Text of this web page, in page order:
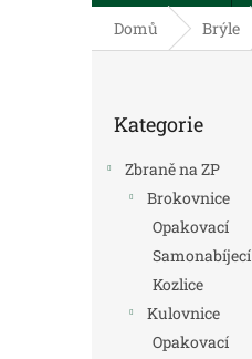
Domů
Brýle
kategorie
Kategorie
Zbraně na ZP
Brokovnice
Opakovací
Samonabíjecí
Kozlice
Kulovnice
Opakovací